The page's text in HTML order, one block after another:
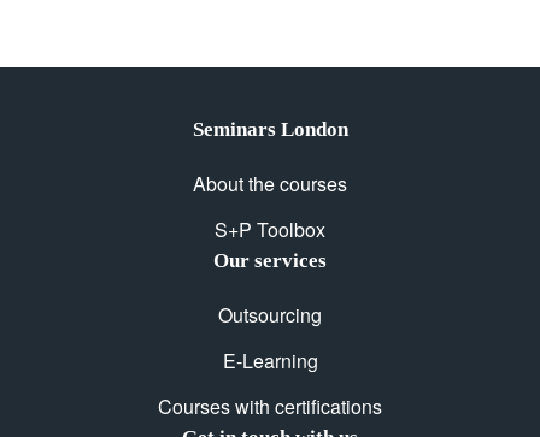
Seminars London
About the courses
S+P Toolbox
Our services
Outsourcing
E-Learning
Courses with certifications